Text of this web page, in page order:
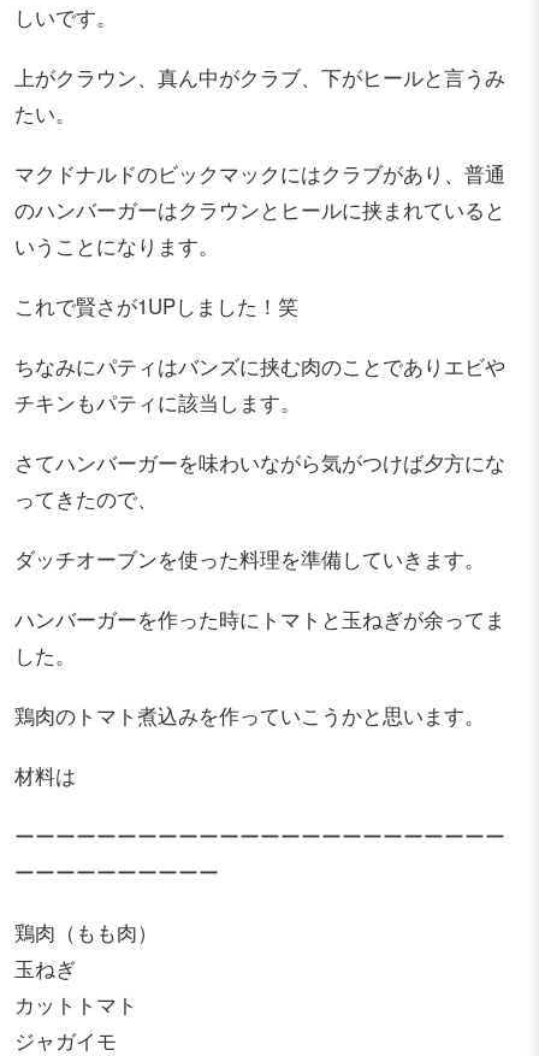
しいです。
上がクラウン、真ん中がクラブ、下がヒールと言うみ
たい。
マクドナルドのビックマックにはクラブがあり、普通
のハンバーガーはクラウンとヒールに挟まれていると
いうことになります。
これで賢さが1UPしました！笑
ちなみにパティはバンズに挟む肉のことでありエビや
チキンもパティに該当します。
さてハンバーガーを味わいながら気がつけば夕方にな
ってきたので、
ダッチオーブンを使った料理を準備していきます。
ハンバーガーを作った時にトマトと玉ねぎが余ってま
した。
鶏肉のトマト煮込みを作っていこうかと思います。
材料は
ーーーーーーーーーーーーーーーーーーーーーーーー
ーーーーーーーーーー
鶏肉（もも肉）
玉ねぎ
カットトマト
ジャガイモ